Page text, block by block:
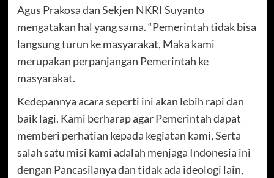
Agus Prakosa dan Sekjen NKRI Suyanto
mengatakan hal yang sama. “Pemerintah tidak bisa
langsung turun ke masyarakat, Maka kami
merupakan perpanjangan Pemerintah ke
masyarakat.
Kedepannya acara seperti ini akan lebih rapi dan
baik lagi. Kami berharap agar Pemerintah dapat
memberi perhatian kepada kegiatan kami, Serta
salah satu misi kami adalah menjaga Indonesia ini
dengan Pancasilanya dan tidak ada ideologi lain,